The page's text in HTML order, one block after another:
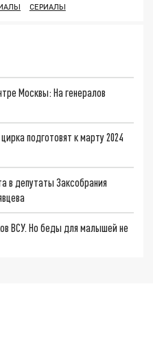
СЕРИАЛЫ
Москвы: На генералов
подготовят к марту 2024
в депутаты Заксобрания
ВСУ. Но беды для малышей не